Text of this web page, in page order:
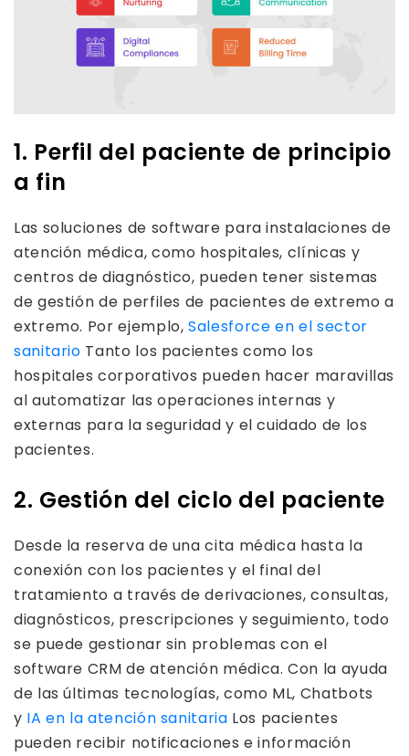
1. Perfil del paciente de principio
a fin
Las soluciones de software para instalaciones de
atención médica, como hospitales, clínicas y
centros de diagnóstico, pueden tener sistemas
de gestión de perfiles de pacientes de extremo a
extremo. Por ejemplo,Salesforce en el sector
sanitario Tanto los pacientes como los
hospitales corporativos pueden hacer maravillas
al automatizar las operaciones internas y
externas para la seguridad y el cuidado de los
pacientes.
2. Gestión del ciclo del paciente
Desde la reserva de una cita médica hasta la
conexión con los pacientes y el final del
tratamiento a través de derivaciones, consultas,
diagnósticos, prescripciones y seguimiento, todo
se puede gestionar sin problemas con el
software CRM de atención médica. Con la ayuda
de las últimas tecnologías, como ML, Chatbots
y IA en la atención sanitaria Los pacientes
pueden recibir notificaciones e información